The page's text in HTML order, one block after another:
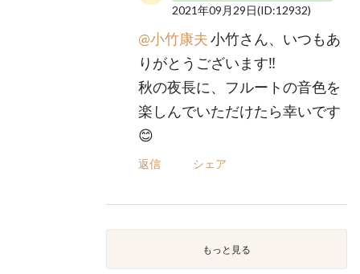
2021年09月29日(ID:12932)
@小竹康夫小竹さん、いつもあ
りがとうございます‼︎
秋の夜長に、フルートの音色を
楽しんでいただけたら幸いです
😊
返信 シェア
もっと見る